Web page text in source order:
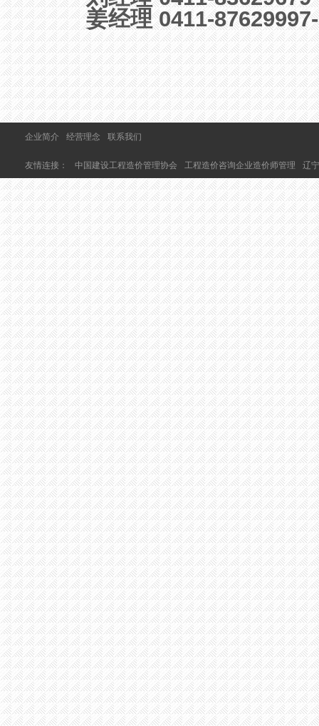
姜经理 0411-
企业简介 经营理念 联系我们
友情连接： 中国建设工程造价管理协会 工程造价咨询企业造价师管理 辽